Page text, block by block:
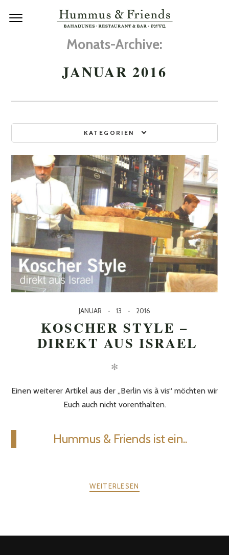
Monats-Archive:
JANUAR 2016
KATEGORIEN
JANUAR 13 2016
KOSCHER STYLE –
DIREKT AUS ISRAEL
✻
Einen weiterer Artikel aus der „Berlin vis à vis“ möchten wir
Euch auch nicht vorenthalten.
Hummus & Friends ist ein..
WEITERLESEN